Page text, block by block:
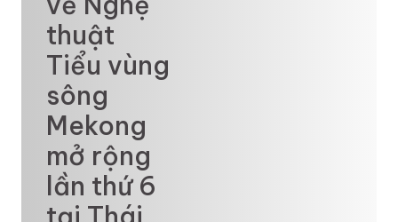
thuật
Tiểu vùng
sông
Mekong
mở rộng
lần thứ 6